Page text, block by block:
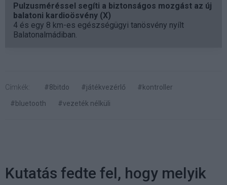
Pulzusméréssel segíti a biztonságos mozgást az új
balatoni kardioösvény (X)
4 és egy 8 km-es egészségügyi tanösvény nyílt
Balatonalmádiban.
Címkék: #8bitdo #játékvezérlő
#kontroller
#bluetooth
#vezeték nélküli
Kutatás fedte fel, hogy melyik